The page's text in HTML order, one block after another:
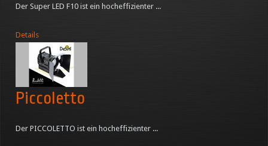
Der Super LED F10 ist ein hocheffizienter ...
Details
Piccoletto
Der PICCOLETTO ist ein hocheffizienter ...